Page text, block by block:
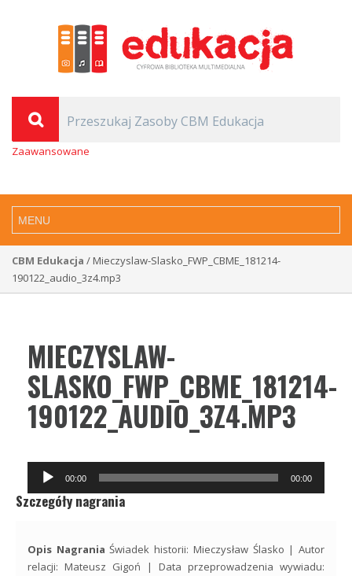
Zaawansowane
CBM Edukacja / Mieczyslaw-Slasko_FWP_CBME_181214-
190122_audio_3z4.mp3
MIECZYSLAW-
SLASKO_FWP_CBME_181214-
190122_AUDIO_3Z4.MP3
Odtwarzacz
plików
dźwiękowych
00:00 00:00
Szczegóły nagrania
Opis Nagrania Świadek historii: Mieczysław Ślasko | Autor
relacji: Mateusz Gigoń | Data przeprowadzenia wywiadu: